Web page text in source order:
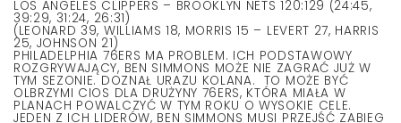
LOS ANGELES CLIPPERS – BROOKLYN NETS 120:129 (24:45,
39:29, 31:24, 26:31)
(LEONARD 39, WILLIAMS 18, MORRIS 15 – LEVERT 27, HARRIS
25, JOHNSON 21)
PHILADELPHIA 76ERS MA PROBLEM. ICH PODSTAWOWY
ROZGRYWAJĄCY, BEN SIMMONS MOŻE NIE ZAGRAĆ JUŻ W
TYM SEZONIE. DOZNAŁ URAZU KOLANA. TO MOŻE BYĆ
OLBRZYMI CIOS DLA DRUŻYNY 76ERS, KTÓRA MIAŁA W
PLANACH POWALCZYĆ W TYM ROKU O WYSOKIE CELE.
JEDEN Z ICH LIDERÓW, BEN SIMMONS MUSI PRZEJŚĆ ZABIEG